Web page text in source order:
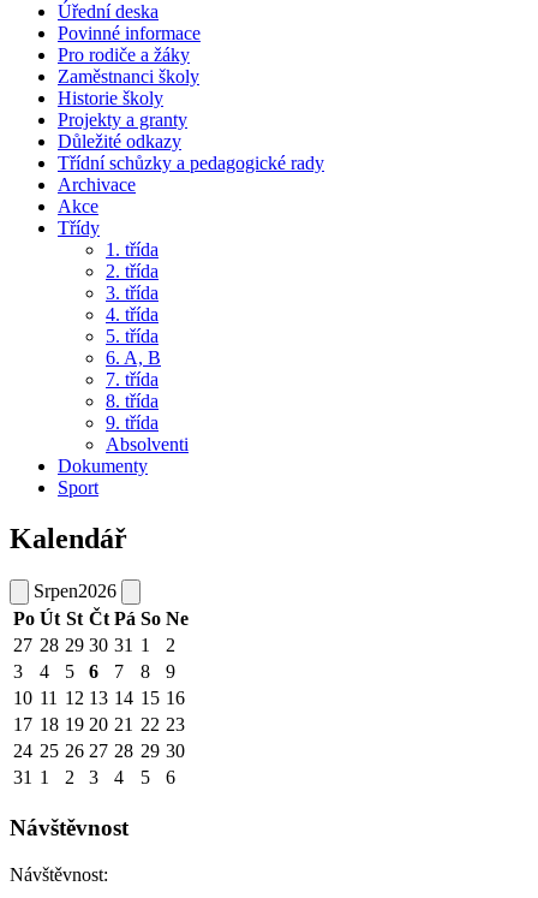
Úřední deska
Povinné informace
Pro rodiče a žáky
Zaměstnanci školy
Historie školy
Projekty a granty
Důležité odkazy
Třídní schůzky a pedagogické rady
Archivace
Akce
Třídy
1. třída
2. třída
3. třída
4. třída
5. třída
6. A, B
7. třída
8. třída
9. třída
Absolventi
Dokumenty
Sport
Kalendář
Srpen2026
Po Út St Čt Pá So Ne
27 28 29 30 31 1
2
3
4 5 6 7 8
9
10 11 12 13 14 15 16
17 18 19 20 21 22 23
24 25 26 27 28 29 30
31 1 2 3 4 5 6
Návštěvnost
Návštěvnost: